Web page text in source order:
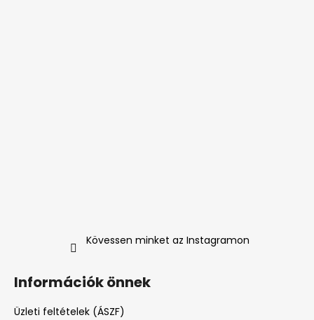
Kövessen minket az Instagramon
Információk önnek
Üzleti feltételek (ÁSZF)